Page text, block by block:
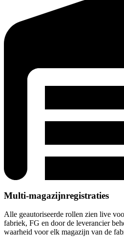
Multi-magazijnregistraties
Alle geautoriseerde rollen zien live
fabriek, FG en door de leverancier
waarheid voor elk magazijn van de